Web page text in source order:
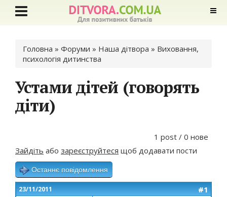
Ви є тут
Головна » Форуми » Наша дітвора » Виховання,
психологія дитинства
Устами дітей (говорять
діти)
1 post / 0 нове
Зайдіть або зареєструйтеся щоб додавати пости
Останнє повідомлення
23/11/2011 #1